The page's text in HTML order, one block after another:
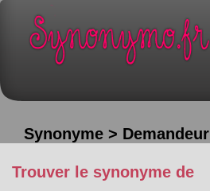
Synonyme > Demandeur
Trouver le synonyme de